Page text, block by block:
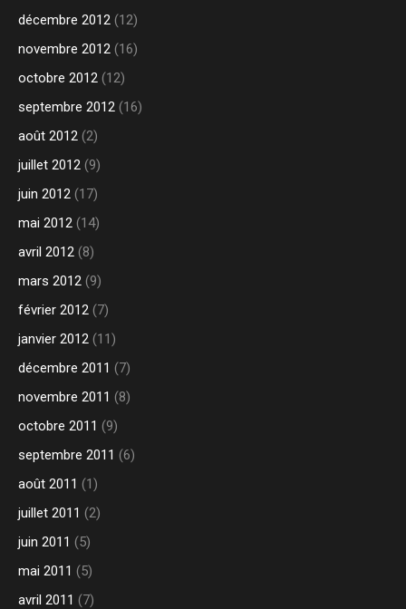
décembre 2012 (12)
novembre 2012 (16)
octobre 2012 (12)
septembre 2012 (16)
août 2012 (2)
juillet 2012 (9)
juin 2012 (17)
mai 2012 (14)
avril 2012 (8)
mars 2012 (9)
février 2012 (7)
janvier 2012 (11)
décembre 2011 (7)
novembre 2011 (8)
octobre 2011 (9)
septembre 2011 (6)
août 2011 (1)
juillet 2011 (2)
juin 2011 (5)
mai 2011 (5)
avril 2011 (7)